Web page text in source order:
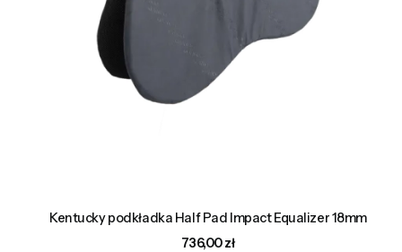
Kentucky podkładka Half Pad Impact Equalizer 18mm
Cena
736,00 zł